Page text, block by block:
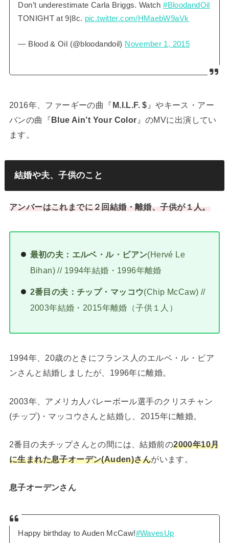
Don’t underestimate Carla Briggs. Watch#BloodandOil
TONIGHT at 9|8c. pic.twitter.com/HMaebW9aVk
— Blood & Oil (@bloodandoil) November 1, 2015
2016年、ファーギーの曲『 M.I.L.F. $ 』やキース・アー
バンの曲『 Blue Ain’t Your Color 』のMVに出演してい
ます。
結婚や夫、子供のこと
アンバーはこれまでに２回結婚・離婚、子供が１人。
最初の夫：エルベ・ル・ビアン(Hervé Le
Bihan) // 1994年結婚・1996年離婚
2番目の夫：チップ・マッコウ(Chip McCaw) //
2003年結婚・2015年離婚（子供１人）
1994年、20歳のときにフランス人のエルベ・ル・ビア
ンさんと結婚しましたが、1996年に離婚。
2003年、アメリカ人バレーボール選手のクリスチャン
(チップ)・マッコウさんと結婚し、2015年に離婚。
2番目の夫チップさんとの間には、結婚前の2000年10月
に生まれた息子オーデン(Auden)さんがいます。
息子オーデンさん
Happy birthday to Auden McCaw!#WavesUp